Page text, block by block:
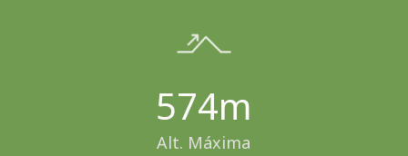
574m
Alt. Máxima